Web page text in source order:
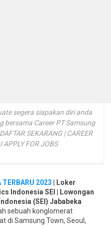
segera siapakan diri anda
bersama Career PT Samsung
SEKARANG | CAREER
APPLY FOR JOBS
TERBARU 2023 | Loker
Indonesia SEI | Lowongan
(SEI) Jababeka
sebuah konglomerat
di Samsung Town, Seoul,